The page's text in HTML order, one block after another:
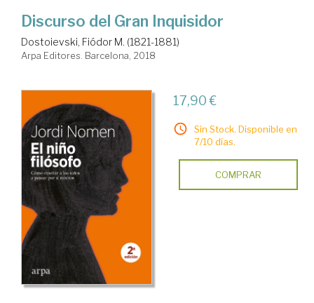
Discurso del Gran Inquisidor
Dostoievski, Fiódor M. (1821-1881)
Arpa Editores. Barcelona, 2018
17,90 €
Sin Stock. Disponible en
7/10 días.
COMPRAR